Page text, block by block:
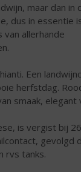
maar dan in
dus in essentie
van allerhande
Een
herfstdag.
smaak, elegant
is vergist bij
gevolgd
rvs tanks.